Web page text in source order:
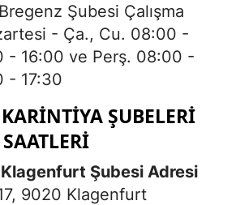
Şubesi Çalışma
- Ça., Cu. 08:00 -
- 16:00 ve Perş. 08:00 -
- 17:30
ŞUBELERI
Şubesi Adresi
9020 Klagenfurt